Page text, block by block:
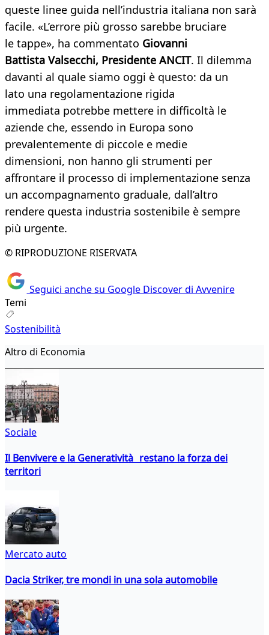
queste linee guida nell’industria italiana non sarà
facile. «L’errore più grosso sarebbe bruciare
le tappe», ha commentato Giovanni
Battista Valsecchi, Presidente ANCIT. Il dilemma
davanti al quale siamo oggi è questo: da un
lato una regolamentazione rigida
immediata potrebbe mettere in difficoltà le
aziende che, essendo in Europa sono
prevalentemente di piccole e medie
dimensioni, non hanno gli strumenti per
affrontare il processo di implementazione senza
un accompagnamento graduale, dall’altro
rendere questa industria sostenibile è sempre
più urgente.
© RIPRODUZIONE RISERVATA
Seguici anche su Google Discover di Avvenire
Temi
Sostenibilità
Altro di Economia
Sociale
Il Benvivere e la Generatività restano la forza dei
territori
Mercato auto
Dacia Striker, tre mondi in una sola automobile